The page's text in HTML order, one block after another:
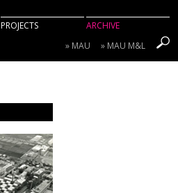
PROJECTS
近現代建築資料（2013–）
生活デザイン（2013–）
ARCHIVE
研究成果
造形研究センターのあゆみ
» MAU » MAU M&L